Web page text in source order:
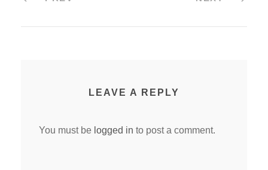
LEAVE A REPLY
You must be logged in to post a comment.